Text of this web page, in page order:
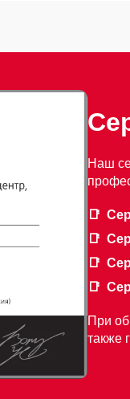
Наш
При
также